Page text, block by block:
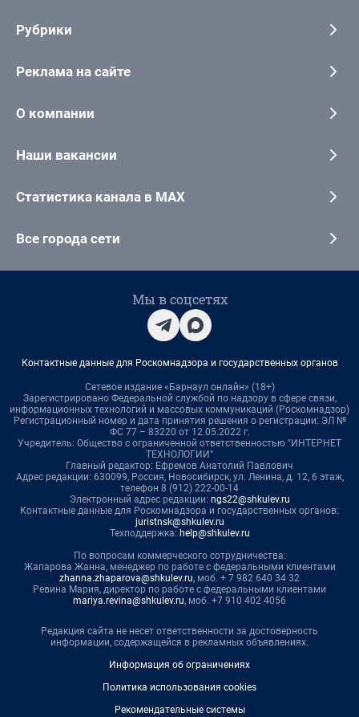
Рубрики
Реклама на сайте
О компании
Наши вакансии
Статистика канала в MAX
Все города сети
Мы в соцсетях
Контактные данные для Роскомнадзора и государственных органов
Сетевое издание «Барнаул онлайн» (18+)
Зарегистрировано Федеральной службой по надзору в сфере связи,
информационных технологий и массовых коммуникаций (Роскомнадзор)
Регистрационный номер и дата принятия решения о регистрации: ЭЛ №
ФС 77 – 83220 от 12.05.2022 г.
Учредитель: Общество с ограниченной ответственностью "ИНТЕРНЕТ
ТЕХНОЛОГИИ"
Главный редактор: Ефремов Анатолий Павлович
Адрес редакции: 630099, Россия, Новосибирск, ул. Ленина, д. 12, 6 этаж,
телефон 8 (912) 222-00-14
Электронный адрес редакции: ngs22@shkulev.ru
Контактные данные для Роскомнадзора и государственных органов:
juristnsk@shkulev.ru
Техподдержка: help@shkulev.ru
По вопросам коммерческого сотрудничества:
Жапарова Жанна, менеджер по работе с федеральными клиентами
zhanna.zhaparova@shkulev.ru, моб. + 7 982 640 34 32
Ревина Мария, директор по работе с федеральными клиентами
mariya.revina@shkulev.ru, моб. +7 910 402 4056
Редакция сайта не несет ответственности за достоверность
информации, содержащейся в рекламных объявлениях.
Информация об ограничениях
Политика использования cookies
Рекомендательные системы